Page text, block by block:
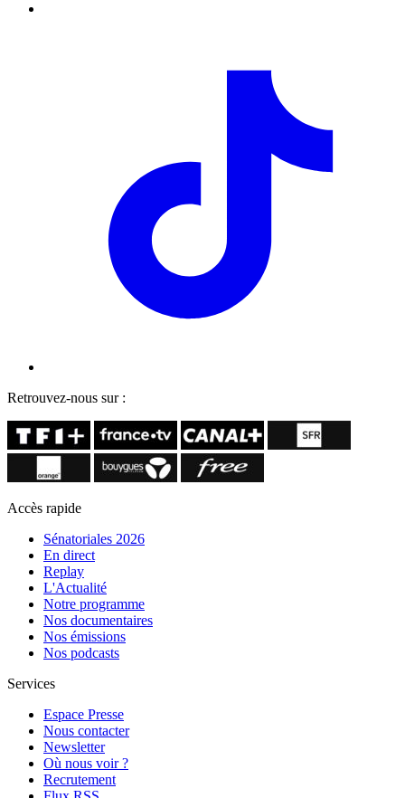
Retrouvez-nous sur :
Accès rapide
Sénatoriales 2026
En direct
Replay
L'Actualité
Notre programme
Nos documentaires
Nos émissions
Nos podcasts
Services
Espace Presse
Nous contacter
Newsletter
Où nous voir ?
Recrutement